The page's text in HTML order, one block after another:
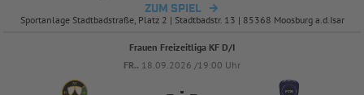
ZUM SPIEL
Sportanlage Stadtbadstraße, Platz 2 | Stadtbadstr. 13 | 85368 Moosburg a.d.Isar
Frauen Freizeitliga KF D/I
FR.. 18.09.2026 /19:00 Uhr